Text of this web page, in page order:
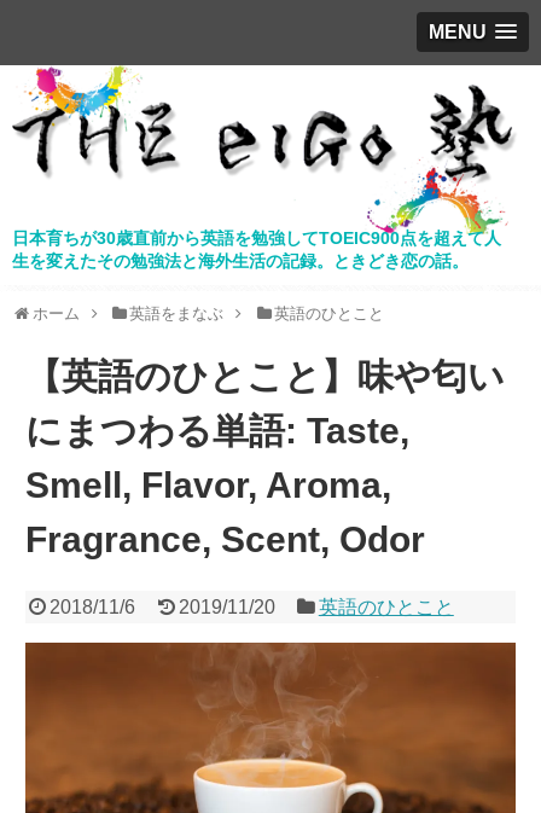
MENU
日本育ちが30歳直前から英語を勉強してTOEIC900点を超えて人
生を変えたその勉強法と海外生活の記録。ときどき恋の話。
ホーム 英語をまなぶ 英語のひとこと
【英語のひとこと】味や匂い
にまつわる単語: Taste,
Smell, Flavor, Aroma,
Fragrance, Scent, Odor
2018/11/6 2019/11/20 英語のひとこと